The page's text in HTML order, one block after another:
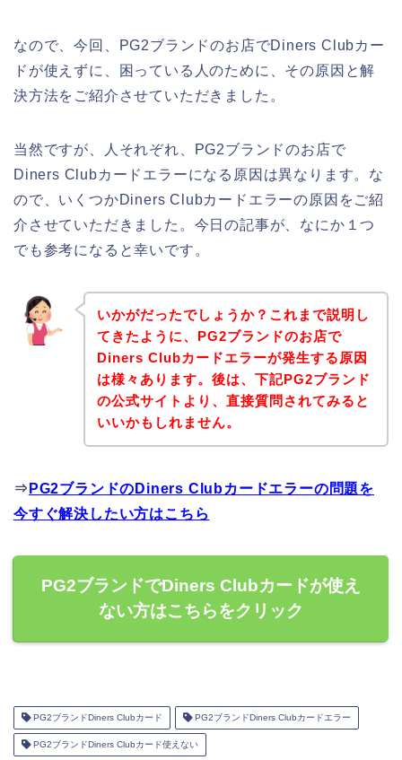
なので、今回、PG2ブランドのお店でDiners Clubカー
ドが使えずに、困っている人のために、その原因と解
決方法をご紹介させていただきました。
当然ですが、人それぞれ、PG2ブランドのお店で
Diners Clubカードエラーになる原因は異なります。な
ので、いくつかDiners Clubカードエラーの原因をご紹
介させていただきました。今日の記事が、なにか１つ
でも参考になると幸いです。
いかがだったでしょうか？これまで説明し
てきたように、PG2ブランドのお店で
Diners Clubカードエラーが発生する原因
は様々あります。後は、下記PG2ブランド
の公式サイトより、直接質問されてみると
いいかもしれません。
⇒ PG2ブランドのDiners Clubカードエラーの問題を
今すぐ解決したい方はこちら
PG2ブランドでDiners Clubカードが使え
ない方はこちらをクリック
PG2ブランドDiners Clubカード PG2ブランドDiners Clubカードエラー
PG2ブランドDiners Clubカード使えない